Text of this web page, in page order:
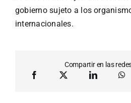
gobierno sujeto a los
internacionales.
Compartir en las